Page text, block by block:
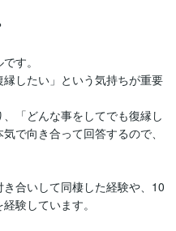
す。
したい」という気持ちが重要
「どんな事をしてでも復縁し
で向き合って回答するので、
合いして同棲した経験や、10
験しています。